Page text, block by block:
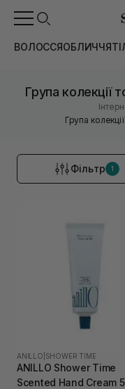
ВОЛОССЯОБЛИЧЧЯ
Група колекції
Група
Фільтр 1
ANILLO SHOWER TIME
ANILLO Shower Time
Scented Hand Cream